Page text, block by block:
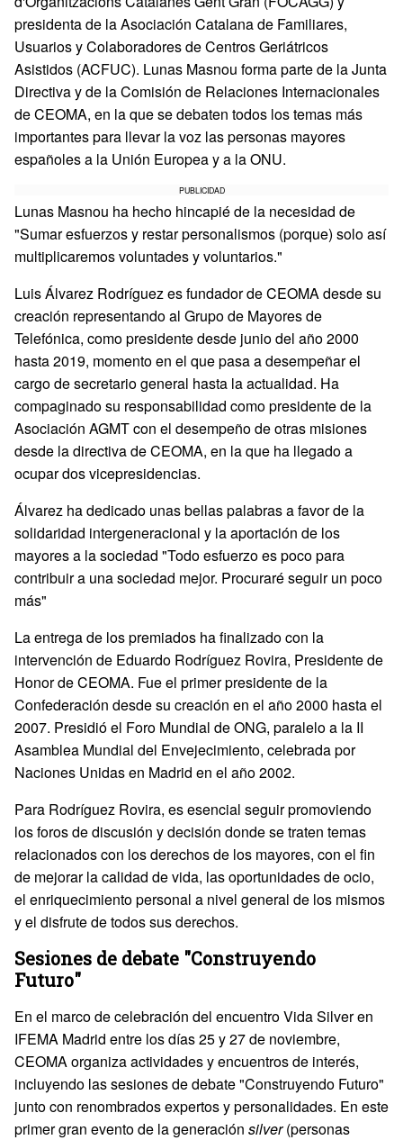
presidenta de la Asociación Catalana de Familiares,
Usuarios y Colaboradores de Centros Geriátricos
Asistidos (ACFUC). Lunas Masnou forma parte de la Junta
Directiva y de la Comisión de Relaciones Internacionales
de CEOMA, en la que se debaten todos los temas más
importantes para llevar la voz las personas mayores
españoles a la Unión Europea y a la ONU.
PUBLICIDAD
Lunas Masnou ha hecho hincapié de la necesidad de
"Sumar esfuerzos y restar personalismos (porque) solo así
multiplicaremos voluntades y voluntarios."
Luis Álvarez Rodríguez es fundador de CEOMA desde su
creación representando al Grupo de Mayores de
Telefónica, como presidente desde junio del año 2000
hasta 2019, momento en el que pasa a desempeñar el
cargo de secretario general hasta la actualidad. Ha
compaginado su responsabilidad como presidente de la
Asociación AGMT con el desempeño de otras misiones
desde la directiva de CEOMA, en la que ha llegado a
ocupar dos vicepresidencias.
Álvarez ha dedicado unas bellas palabras a favor de la
solidaridad intergeneracional y la aportación de los
mayores a la sociedad "Todo esfuerzo es poco para
contribuir a una sociedad mejor. Procuraré seguir un poco
más"
La entrega de los premiados ha finalizado con la
intervención de Eduardo Rodríguez Rovira, Presidente de
Honor de CEOMA. Fue el primer presidente de la
Confederación desde su creación en el año 2000 hasta el
2007. Presidió el Foro Mundial de ONG, paralelo a la II
Asamblea Mundial del Envejecimiento, celebrada por
Naciones Unidas en Madrid en el año 2002.
Para Rodríguez Rovira, es esencial seguir promoviendo
los foros de discusión y decisión donde se traten temas
relacionados con los derechos de los mayores, con el fin
de mejorar la calidad de vida, las oportunidades de ocio,
el enriquecimiento personal a nivel general de los mismos
y el disfrute de todos sus derechos.
Sesiones de debate "Construyendo
Futuro"
En el marco de celebración del encuentro Vida Silver en
IFEMA Madrid entre los días 25 y 27 de noviembre,
CEOMA organiza actividades y encuentros de interés,
incluyendo las sesiones de debate "Construyendo Futuro"
junto con renombrados expertos y personalidades. En este
primer gran evento de la generación silver(personas